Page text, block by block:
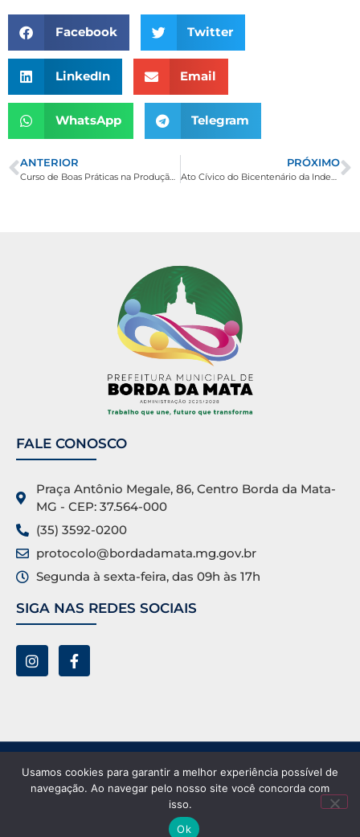
Facebook Twitter
LinkedIn Email
WhatsApp Telegram
ANTERIOR PRÓXIMO
FALE CONOSCO
Praça Antônio Megale, 86, Centro Borda da Mata-
MG - CEP: 37.564-000
(35) 3592-0200
protocolo@bordadamata.mg.gov.br
Segunda à sexta-feira, das 09h às 17h
SIGA NAS REDES SOCIAIS
Prefeitura Municipal de Borda da Mata ©. Todos os
direitos reservados.
Usamos cookies para garantir a melhor experiência possível de
navegação. Ao navegar pelo nosso site você concorda com
isso.
Ok